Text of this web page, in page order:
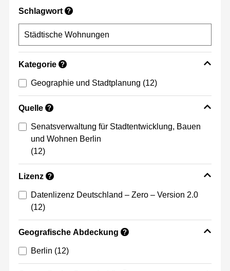
Schlagwort ?
Kategorie ?
Geographie und Stadtplanung (12)
Quelle ?
Senatsverwaltung für Stadtentwicklung, Bauen
und Wohnen Berlin
(12)
Lizenz ?
Datenlizenz Deutschland – Zero – Version 2.0
(12)
Geografische Abdeckung ?
Berlin (12)